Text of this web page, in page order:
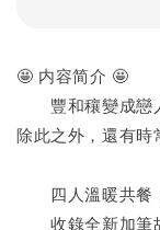
🤩 内容简介 🤩
豐和穰變成戀人
除此之外，還有時
四人溫暖共餐，
收錄全新加筆故